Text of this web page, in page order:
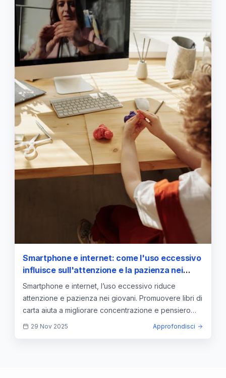
Smartphone e internet: come l'uso eccessivo
influisce sull'attenzione e la pazienza nei
giovani
Smartphone e internet, l’uso eccessivo riduce
attenzione e pazienza nei giovani. Promuovere libri di
carta aiuta a migliorare concentrazione e pensiero
critico.
29 Nov 2025 Approfondisci